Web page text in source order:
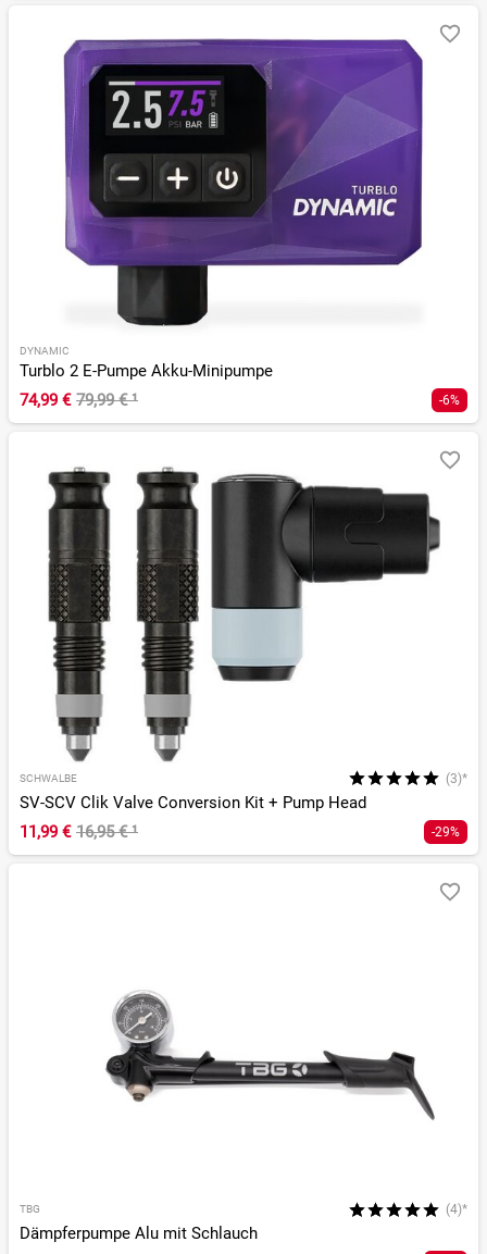
DYNAMIC
Turblo 2 E-Pumpe Akku-Minipumpe
74,99 € 79,99 €¹ -6%
SCHWALBE (3)*
SV-SCV Clik Valve Conversion Kit + Pump Head
11,99 € 16,95 €¹ -29%
TBG (4)*
Dämpferpumpe Alu mit Schlauch